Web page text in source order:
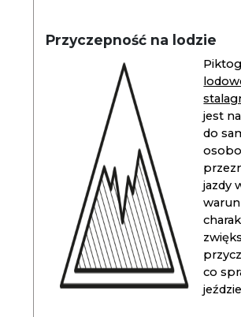
Przyczepność na lodzie
jest
do
jazdy
co